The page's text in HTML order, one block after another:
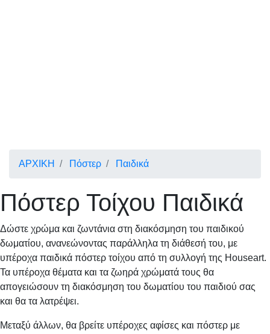
ΑΡΧΙΚΗ Πόστερ Παιδικά
Πόστερ Τοίχου Παιδικά
Δώστε χρώμα και ζωντάνια στη διακόσμηση του παιδικού
δωματίου, ανανεώνοντας παράλληλα τη διάθεσή του, με
υπέροχα παιδικά πόστερ τοίχου από τη συλλογή της Houseart.
Τα υπέροχα θέματα και τα ζωηρά χρώματά τους θα
απογειώσουν τη διακόσμηση του δωματίου του παιδιού σας
και θα τα λατρέψει.
Μεταξύ άλλων, θα βρείτε υπέροχες αφίσες και πόστερ με